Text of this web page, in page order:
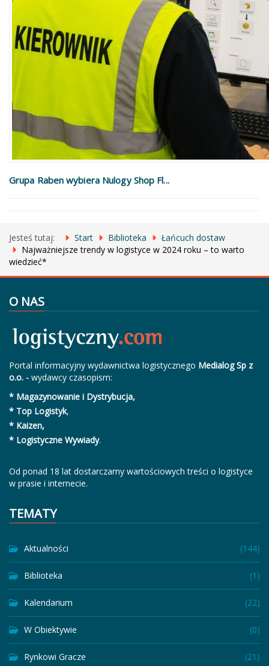
Grupa Raben wybiera Nulogy Shop Fl...
Jesteś tutaj: Start Biblioteka
Łańcuch dostaw
Najważniejsze trendy w logistyce w 2024 roku – to warto
wiedzieć*
O NAS
Portal informacyjny wydawnictwa logistycznego Medialog Sp z
o.o. - wydawcy czasopism:
* Magazynowanie i Dystrybucja,
* Top Logistyk,
* Kaizen,
* Logistyczne Wywiady.
Od ponad 18 lat dostarczamy wartościowych treści o logistyce
w prasie i internecie.
TEMATY
Aktualności (144)
Biblioteka (1)
Kalendarium (22)
W Obiektywie (0)
Rynkowi Gracze (21)